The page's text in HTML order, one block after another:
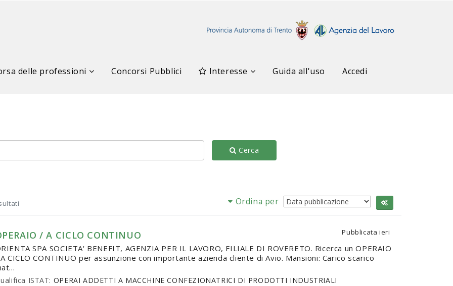
delle professioni Concorsi Pubblici Interesse Guida all'uso Accedi
Cerca
Ordina per
/ A CICLO CONTINUO Pubblicataieri
SPA SOCIETA' BENEFIT, AGENZIA PER IL LAVORO, FILIALE DI ROVERETO. Ricerca un OPERAIO
CICLO CONTINUO per assunzione con importante azienda cliente di Avio. Mansioni: Carico scarico
ISTAT: OPERAI ADDETTI A MACCHINE CONFEZIONATRICI DI PRODOTTI INDUSTRIALI